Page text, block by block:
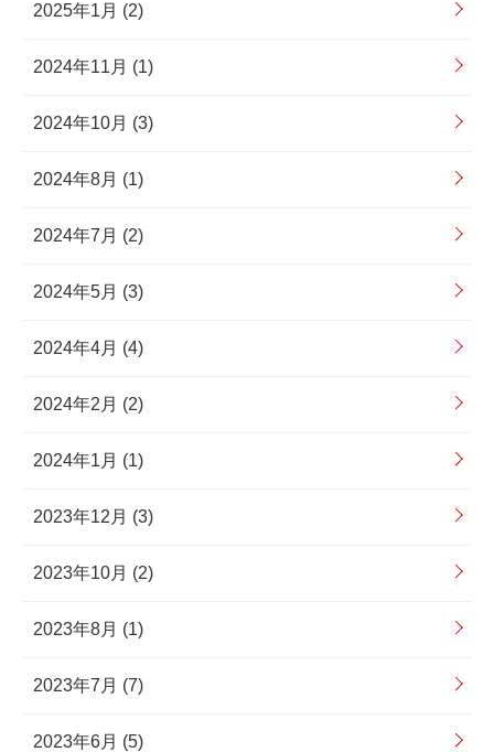
2025年1月 (2)
2024年11月 (1)
2024年10月 (3)
2024年8月 (1)
2024年7月 (2)
2024年5月 (3)
2024年4月 (4)
2024年2月 (2)
2024年1月 (1)
2023年12月 (3)
2023年10月 (2)
2023年8月 (1)
2023年7月 (7)
2023年6月 (5)